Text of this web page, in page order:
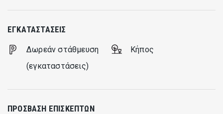
ΕΓΚΑΤΑΣΤΆΣΕΙΣ
Δωρεάν στάθμευση
(εγκαταστάσεις)
Κήπος
ΠΡΌΣΒΑΣΗ ΕΠΙΣΚΕΠΤΏΝ